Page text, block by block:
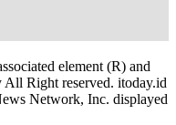
element (R) and
Right reserved. itoday.id
Network, Inc. displayed